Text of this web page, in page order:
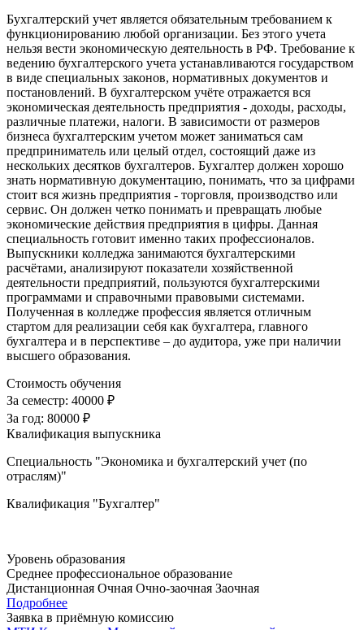
Бухгалтерский учет является обязательным требованием к
функционированию любой организации. Без этого учета
нельзя вести экономическую деятельность в РФ. Требование к
ведению бухгалтерского учета устанавливаются государством
в виде специальных законов, нормативных документов и
постановлений. В бухгалтерском учёте отражается вся
экономическая деятельность предприятия - доходы, расходы,
различные платежи, налоги. В зависимости от размеров
бизнеса бухгалтерским учетом может заниматься сам
предприниматель или целый отдел, состоящий даже из
нескольких десятков бухгалтеров. Бухгалтер должен хорошо
знать нормативную документацию, понимать, что за цифрами
стоит вся жизнь предприятия - торговля, производство или
сервис. Он должен четко понимать и превращать любые
экономические действия предприятия в цифры. Данная
специальность готовит именно таких профессионалов.
Выпускники колледжа занимаются бухгалтерскими
расчётами, анализируют показатели хозяйственной
деятельности предприятий, пользуются бухгалтерскими
программами и справочными правовыми системами.
Полученная в колледже профессия является отличным
стартом для реализации себя как бухгалтера, главного
бухгалтера и в перспективе – до аудитора, уже при наличии
высшего образования.
Стоимость обучения
За семестр: 40000 ₽
За год: 80000 ₽
Квалификация выпускника
Специальность "Экономика и бухгалтерский учет (по
отраслям)"
Квалификация "Бухгалтер"
Уровень образования
Среднее профессиональное образование
Дистанционная Очная Очно-заочная Заочная
Подробнее
Заявка в приёмную комиссию